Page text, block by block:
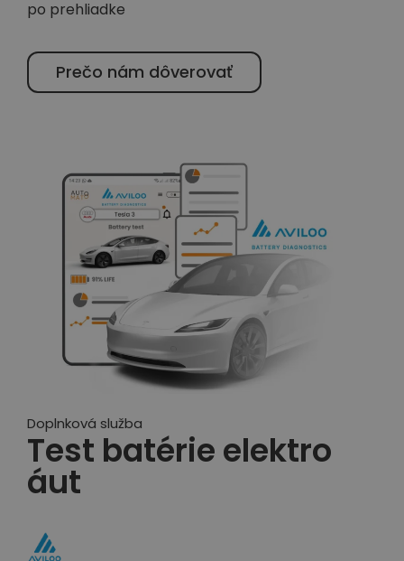
po prehliadke
Prečo nám dôverovať
Doplnková služba
Test batérie elektro
áut